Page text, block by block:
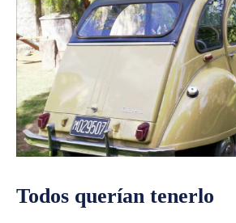
Todos querían tenerlo